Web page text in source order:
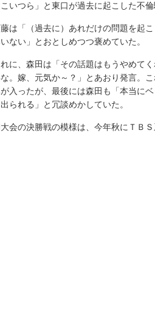
いつら」と東口が過去に起こした不倫
は「（過去に）あれだけの問題を起
ない」とおとしめつつ褒めていた。
に、森田は「その話題はもうやめて
な。嫁、元気か～？」とあおり発言。
入ったが、最後には森田も「本当に
られる」と冗談めかしていた。
会の決勝戦の模様は、今年秋にＴＢＳ